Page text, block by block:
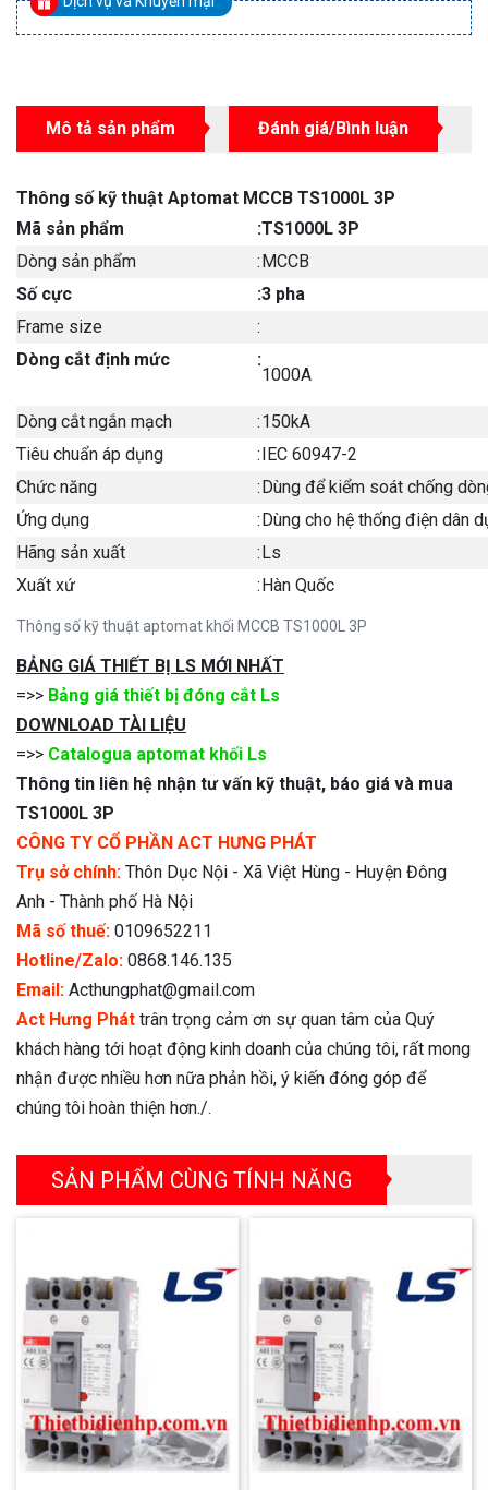
Mô tả sản phẩm Đánh giá/Bình luận
Thông số kỹ thuật Aptomat MCCB TS1000L 3P
Thông số kỹ thuật aptomat khối MCCB TS1000L 3P
Mã sản phẩm :TS1000L 3P
Dòng sản phẩm
: MCCB
Số cực
:3 pha
Frame size
:
Dòng cắt định mức
:
1000A
Dòng cắt ngắn mạch :150kA
Tiêu chuẩn áp dụng
: IEC 60947-2
Chức năng
: Dùng để kiểm soát chống
Ứng dụng
: Dùng cho hệ thống điện dân
Hãng sản xuất
: Ls
Xuất xứ
: Hàn Quốc
BẢNG GIÁ THIẾT BỊ LS MỚI NHẤT
=>> Bảng giá thiết bị đóng cắt Ls
DOWNLOAD TÀI LIỆU
=>> Catalogua aptomat khối Ls
Thông tin liên hệ nhận tư vấn kỹ thuật, báo giá và mua
TS1000L 3P
CÔNG TY CỔ PHẦN ACT HƯNG PHÁT
Trụ sở chính: Thôn Dục Nội - Xã Việt Hùng - Huyện Đông
Anh - Thành phố Hà Nội
Mã số thuế: 0109652211
Hotline/Zalo: 0868.146.135
Email: Acthungphat@gmail.com
Act Hưng Phát trân trọng cảm ơn sự quan tâm của Quý
khách hàng tới hoạt động kinh doanh của chúng tôi, rất mong
nhận được nhiều hơn nữa phản hồi, ý kiến đóng góp để
chúng tôi hoàn thiện hơn./.
SẢN PHẨM CÙNG TÍNH NĂNG